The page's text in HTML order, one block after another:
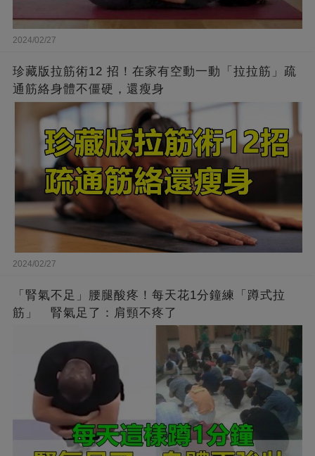
2024/02/27
珍藏版拉筋術12 招！在家有空動一動「拉拉筋」疏
通筋絡身體不僵硬，還瘦身
2024/02/27
「腎氣不足」腰腿酸疼！每天花1分鐘練「蹲式拉
筋」 腎氣足了：肩頸不疼了